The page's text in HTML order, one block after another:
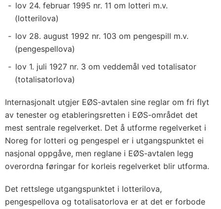
lov 24. februar 1995 nr. 11 om lotteri m.v.
(lotterilova)
lov 28. august 1992 nr. 103 om pengespill m.v.
(pengespellova)
lov 1. juli 1927 nr. 3 om veddemål ved totalisator
(totalisatorlova)
Internasjonalt utgjer EØS-avtalen sine reglar om fri flyt
av tenester og etableringsretten i EØS-området det
mest sentrale regelverket. Det å utforme regelverket i
Noreg for lotteri og pengespel er i utgangspunktet ei
nasjonal oppgåve, men reglane i EØS-avtalen legg
overordna føringar for korleis regelverket blir utforma.
Det rettslege utgangspunktet i lotterilova,
pengespellova og totalisatorlova er at det er forbode